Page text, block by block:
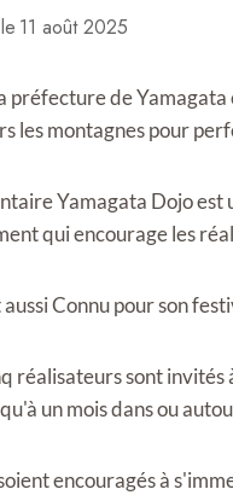
11 août 2025
préfecture de Yamagata
les montagnes pour
Yamagata Dojo est
qui encourage les
aussiConnu pour son
réalisateurs sont invités
un mois dans ou
encouragés à